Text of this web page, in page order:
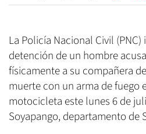
La Policía Nacional Civil
detención de un hombre
físicamente a su compañera
muerte con un arma de fuego
motocicleta este lunes 6 de
Soyapango, departamento de